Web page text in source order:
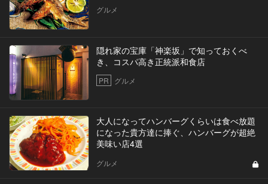
グルメ
隠れ家の宝庫「神楽坂」で知っておくべ
き、コスパ高き正統派和食店
PR グルメ
大人になってハンバーグくらいは食べ放題
になった貴方達に捧ぐ、ハンバーグが超絶
美味い店4選
グルメ